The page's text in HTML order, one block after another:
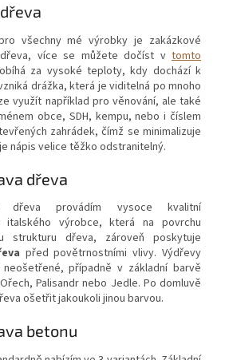
všechny mé výrobky je zakázkové
více se můžete dočíst v tomto
za vysoké teploty, kdy dochází k
drážka, která je viditelná po mnoho
využít například pro věnování, ale také
obce, SDH, kempu, nebo i číslem
zahrádek, čímž se minimalizuje
nápis velice těžko odstranitelný.
dřeva
dřeva provádím vysoce kvalitní
italského výrobce, která na povrchu
strukturu dřeva, zároveň poskytuje
před povětrnostními vlivy. Výdřevy
případně v základní barvě
Palisandr nebo Jedle. Po domluvě
ošetřit jakoukoli jinou barvou.
betonu